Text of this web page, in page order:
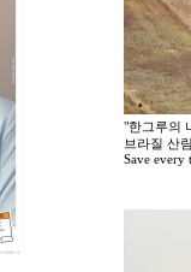
"한그루의
브라질 산
Save every